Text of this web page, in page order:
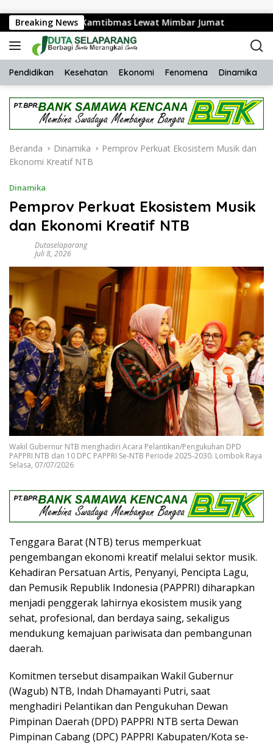
Breaking News
Pesan Kamtibmas Lewat Mimbar Jumat
Pendidikan Kesehatan Ekonomi Fenomena Dinamika
Beranda Dinamika
Pemprov Perkuat Ekosistem Musik dan
Ekonomi Kreatif NTB
Dinamika
Pemprov Perkuat Ekosistem Musik
dan Ekonomi Kreatif NTB
Dutaselaparang
Juli 8, 2026
Wakil Gubernur NTB menghadiri Acara Pelantikan/Pengukuhan DPD
PAPPRI NTB dan 10 DPC PAPPRI Se-NTB Periode 2025-2030. Lombok Raya
Selasa, 07/07/2026
Tenggara Barat (NTB) terus memperkuat
pengembangan ekonomi kreatif melalui sektor musik.
Kehadiran Persatuan Artis, Penyanyi, Pencipta Lagu,
dan Pemusik Republik Indonesia (PAPPRI) diharapkan
menjadi penggerak lahirnya ekosistem musik yang
sehat, profesional, dan berdaya saing, sekaligus
mendukung kemajuan pariwisata dan pembangunan
daerah.
Komitmen tersebut disampaikan Wakil Gubernur
(Wagub) NTB, Indah Dhamayanti Putri, saat
menghadiri Pelantikan dan Pengukuhan Dewan
Pimpinan Daerah (DPD) PAPPRI NTB serta Dewan
Pimpinan Cabang (DPC) PAPPRI Kabupaten/Kota se-